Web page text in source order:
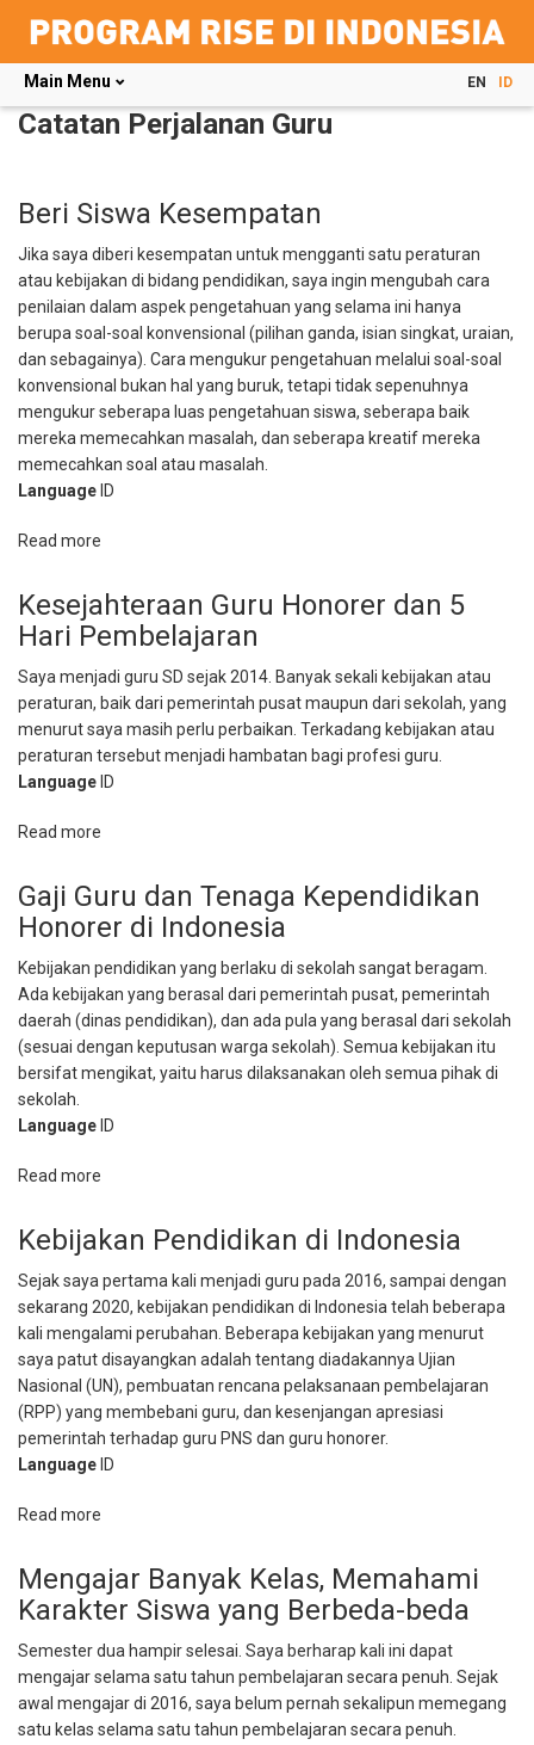
Skip
Main Menu EN ID
Catatan Perjalanan Guru
Beri Siswa Kesempatan
Jika saya diberi kesempatan untuk mengganti satu peraturan
atau kebijakan di bidang pendidikan, saya ingin mengubah cara
penilaian dalam aspek pengetahuan yang selama ini hanya
berupa soal-soal konvensional (pilihan ganda, isian singkat, uraian,
dan sebagainya). Cara mengukur pengetahuan melalui soal-soal
konvensional bukan hal yang buruk, tetapi tidak sepenuhnya
mengukur seberapa luas pengetahuan siswa, seberapa baik
mereka memecahkan masalah, dan seberapa kreatif mereka
memecahkan soal atau masalah.
Language ID
Read more
Siswa
Kesempatan
Kesejahteraan Guru Honorer dan 5
Hari Pembelajaran
Saya menjadi guru SD sejak 2014. Banyak sekali kebijakan atau
peraturan, baik dari pemerintah pusat maupun dari sekolah, yang
menurut saya masih perlu perbaikan. Terkadang kebijakan atau
peraturan tersebut menjadi hambatan bagi profesi guru.
Language ID
Read more
Honorer
dan
5
Hari
Pembelajaran
Gaji Guru dan Tenaga Kependidikan
Honorer di Indonesia
Kebijakan pendidikan yang berlaku di sekolah sangat beragam.
Ada kebijakan yang berasal dari pemerintah pusat, pemerintah
daerah (dinas pendidikan), dan ada pula yang berasal dari sekolah
(sesuai dengan keputusan warga sekolah). Semua kebijakan itu
bersifat mengikat, yaitu harus dilaksanakan oleh semua pihak di
sekolah.
Language ID
Read more
Guru
dan
Tenaga
Kependidikan
Honorer
di
Indonesia
Kebijakan Pendidikan di Indonesia
Sejak saya pertama kali menjadi guru pada 2016, sampai dengan
sekarang 2020, kebijakan pendidikan di Indonesia telah beberapa
kali mengalami perubahan. Beberapa kebijakan yang menurut
saya patut disayangkan adalah tentang diadakannya Ujian
Nasional (UN), pembuatan rencana pelaksanaan pembelajaran
(RPP) yang membebani guru, dan kesenjangan apresiasi
pemerintah terhadap guru PNS dan guru honorer.
Language ID
Read more
Pendidikan
di
Indonesia
Mengajar Banyak Kelas, Memahami
Karakter Siswa yang Berbeda-beda
Semester dua hampir selesai. Saya berharap kali ini dapat
mengajar selama satu tahun pembelajaran secara penuh. Sejak
awal mengajar di 2016, saya belum pernah sekalipun memegang
satu kelas selama satu tahun pembelajaran secara penuh.